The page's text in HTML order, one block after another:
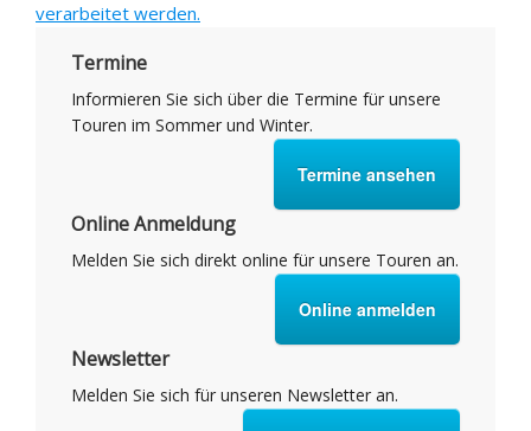
verarbeitet werden.
Termine
Informieren Sie sich über die Termine für unsere
Touren im Sommer und Winter.
Termine ansehen
Online Anmeldung
Melden Sie sich direkt online für unsere Touren an.
Online anmelden
Newsletter
Melden Sie sich für unseren Newsletter an.